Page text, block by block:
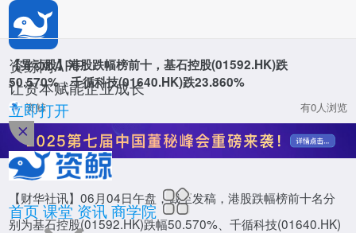
资鲸网APP
让资本赋能企业成长
立即打开
首页课堂 资讯商学院
【异动股】港股跌幅榜前十，基石控股(01592.HK)跌
50.570%，千循科技(01640.HK)跌23.860%
资鲸 有0人浏览
【财华社讯】06月04日午盘，截至发稿，港股跌幅榜前十名分
别为基石控股(01592.HK)跌幅50.570%、千循科技(01640.HK)
资鲸网
公司名称
姓名
职位
*手机号码
验证码